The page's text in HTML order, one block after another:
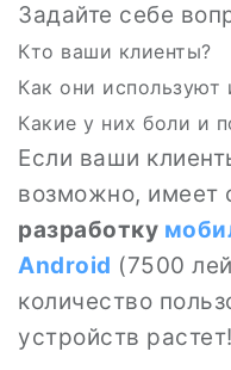
Задайте себе
Кто ваши клиенты?
Как они используют
Какие у них боли и
Если ваши
возможно, имеет
разработку
Android (7500
количество
устройств растет!